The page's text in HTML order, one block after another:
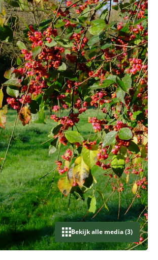
Bekijk alle media (3)